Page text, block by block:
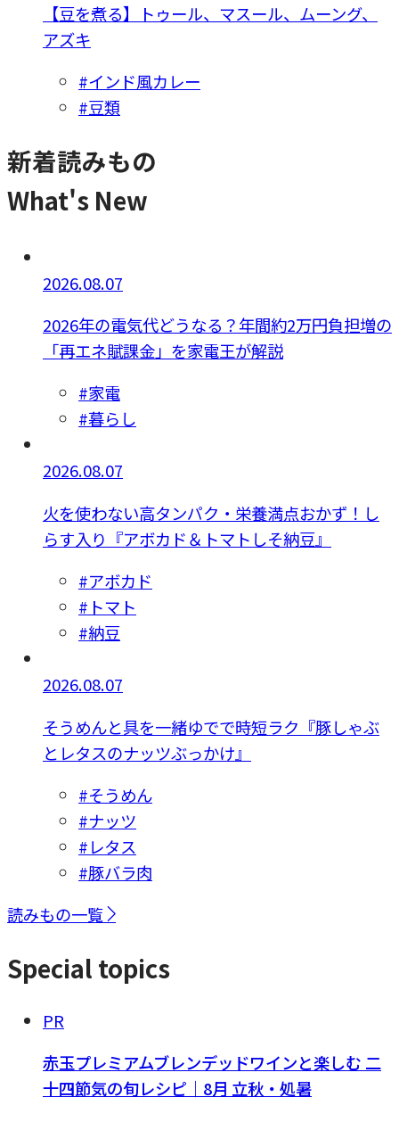
【豆を煮る】トゥール、マスール、ムーング、
アズキ
#インド風カレー
#豆類
新着読みもの
What's New
2026.08.07
2026年の電気代どうなる？年間約2万円負担増の
「再エネ賦課金」を家電王が解説
#家電
#暮らし
2026.08.07
火を使わない高タンパク・栄養満点おかず！し
らす入り『アボカド＆トマトしそ納豆』
#アボカド
#トマト
#納豆
2026.08.07
そうめんと具を一緒ゆでで時短ラク『豚しゃぶ
とレタスのナッツぶっかけ』
#そうめん
#ナッツ
#レタス
#豚バラ肉
読みもの一覧
Special topics
PR
赤玉プレミアムブレンデッドワインと楽しむ 二
十四節気の旬レシピ｜8月 立秋・処暑